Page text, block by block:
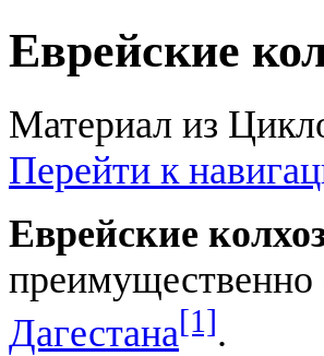
Еврейские
Материал из
Перейти к
Еврейские
преимущественно
Дагестана[1].